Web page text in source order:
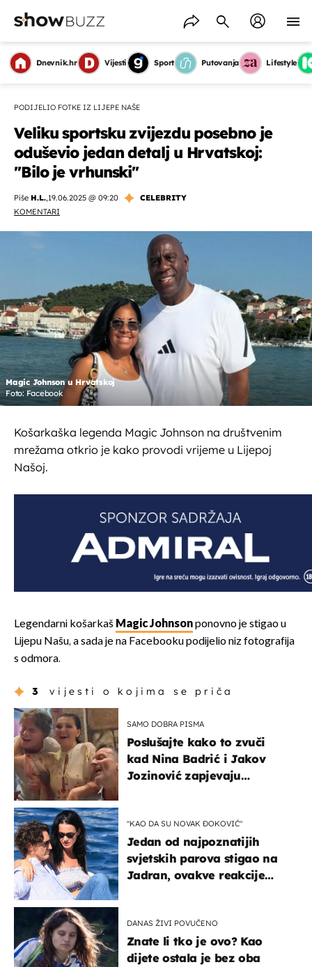
Dnevnik.hr Vijesti Sport Putovanja Lifestyle
PODIJELIO FOTKE IZ LIJEPE NAŠE
Veliku sportsku zvijezdu posebno je
oduševio jedan detalj u Hrvatskoj:
''Bilo je vrhunski''
Piše H.L.,19.06.2025 @ 09:20
CELEBRITY
KOMENTARI
Magic Johnson u Hrvatskoj
Foto: Facebook
Košarkaška legenda Magic Johnson na društvenim
mrežama otkrio je kako provodi vrijeme u Lijepoj
Našoj.
Legendarni košarkaš Magic Johnsonponovno je stigao u
Lijepu Našu, a sada je na Facebooku podijelio niz fotografija
s odmora.
3 vijesti o kojima se priča
SAMO DOBRA PISMA
Poslušajte kako to zvuči
kad Nina Badrić i Jakov
Jozinović zapjevaju
"KAO DA SU NOVAK ĐOKOVIĆ"
Jedan od najpoznatijih
svjetskih parova stigao na
Jadran, ovakve reakcije
DANAS ŽIVI POVUČENO
Znate li tko je ovo? Kao
dijete ostala je bez oba
OMOGUĆI OBAVIJESTI